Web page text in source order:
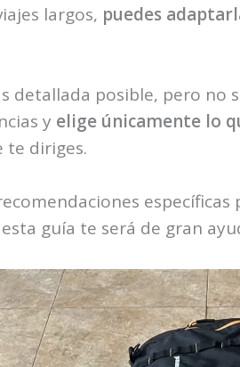
largos, puedes
detallada posible, pero no
y elige únicamente lo
te diriges.
guía te será de gran